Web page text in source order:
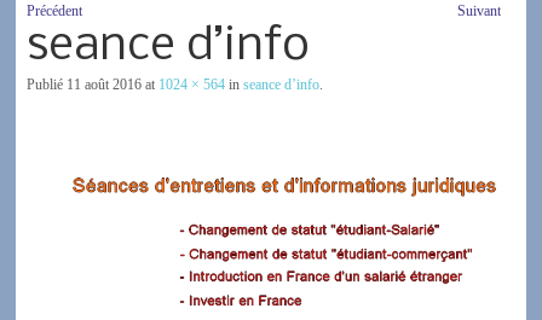
Précédent Suivant
seance d’info
Publié 11 août 2016at 1024 × 564in seance d’info.